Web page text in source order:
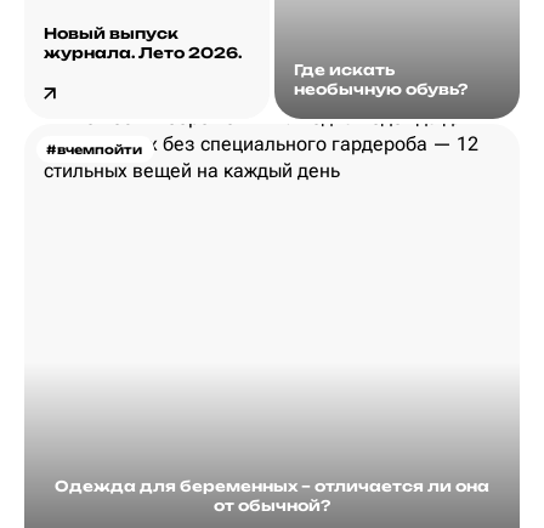
Новый выпуск
журнала. Лето 2026.
Где искать
необычную обувь?
#вчемпойти
Одежда для беременных – отличается ли она
от обычной?